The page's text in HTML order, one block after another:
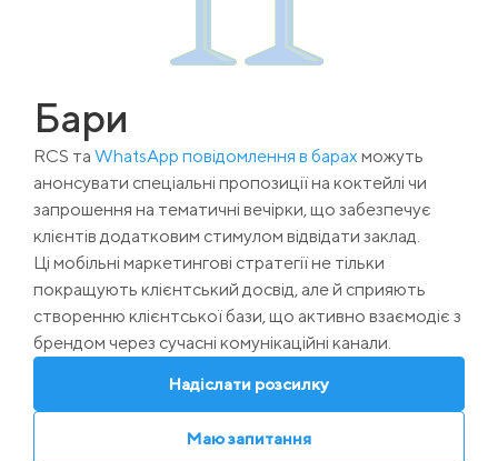
Бари
RCS та WhatsApp повідомлення в барах можуть
анонсувати спеціальні пропозиції на коктейлі чи
запрошення на тематичні вечірки, що забезпечує
клієнтів додатковим стимулом відвідати заклад.
Ці мобільні маркетингові стратегії не тільки
покращують клієнтський досвід, але й сприяють
створенню клієнтської бази, що активно взаємодіє з
брендом через сучасні комунікаційні канали.
Надіслати розсилку
Маю запитання